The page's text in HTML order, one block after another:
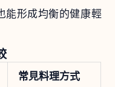
能形成均衡的健康輕
常見料理方式